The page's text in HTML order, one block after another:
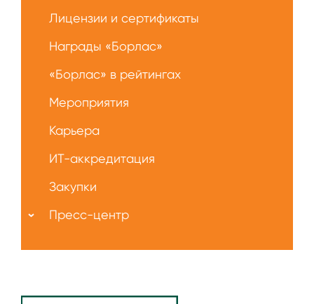
Лицензии и сертификаты
Награды «Борлас»
«Борлас» в рейтингах
Мероприятия
Карьера
ИТ-аккредитация
Закупки
Пресс-центр